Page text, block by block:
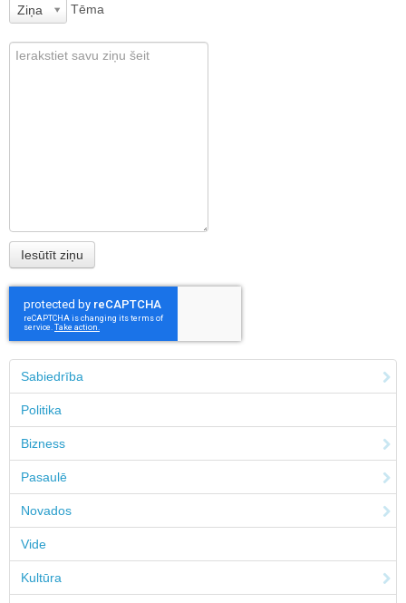
Ziņa Tēma
Sabiedrība
Politika
Bizness
Pasaulē
Novados
Vide
Kultūra